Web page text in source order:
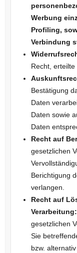
Werbung
Profiling,
Verbindung
Recht, erteilte
Bestätigung
Daten
Daten sowie
Daten
Recht auf
gesetzlichen
Berichtigung
verlangen.
Recht auf
Verarbeitung:
gesetzlichen
Sie
bzw.